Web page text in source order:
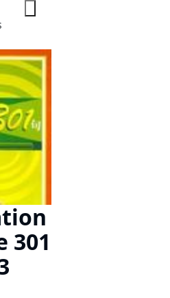
301